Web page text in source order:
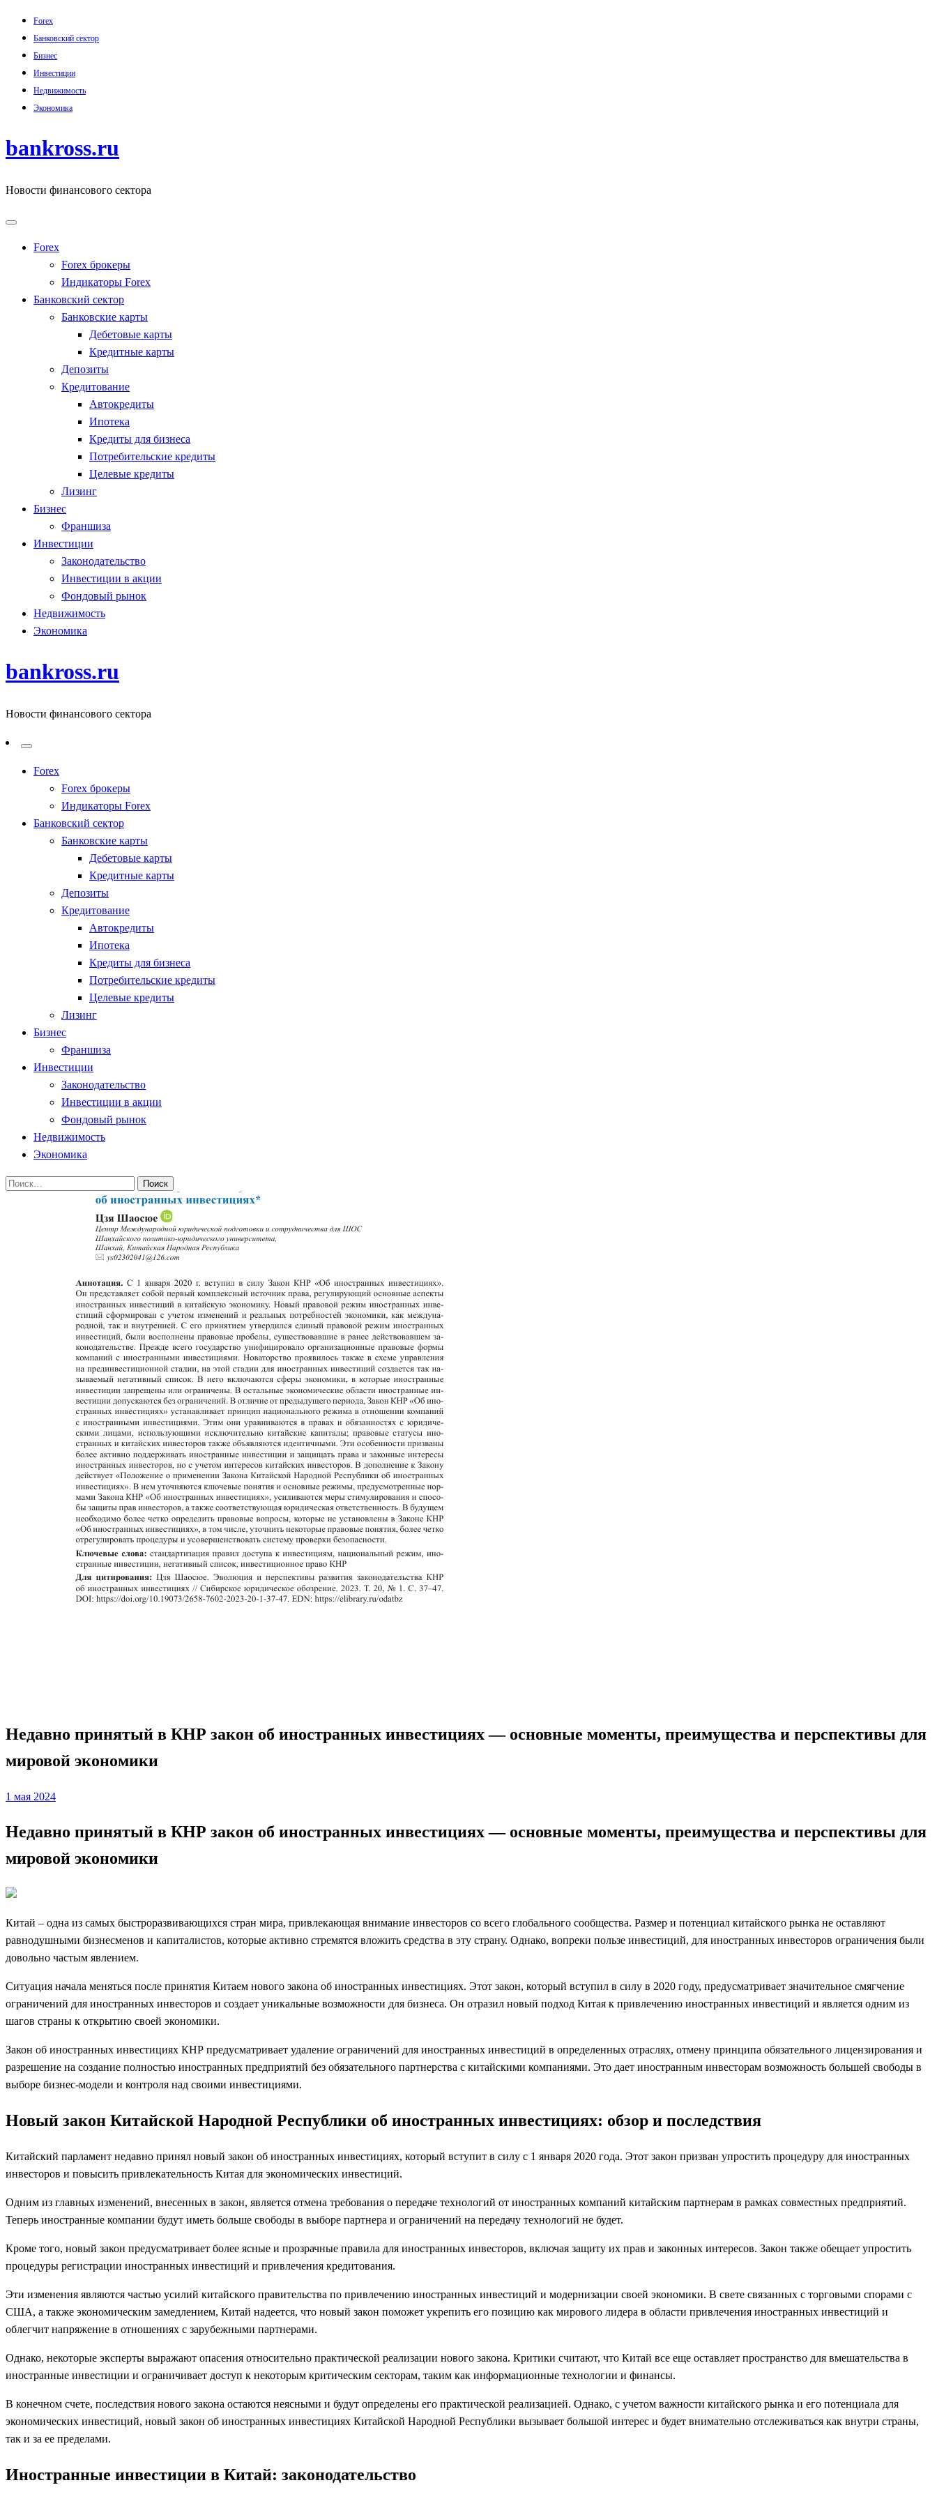
Skip
content
Forex
Банковский сектор
Бизнес
Инвестиции
Недвижимость
Экономика
bankross.ru
Новости финансового сектора
Forex
Forex брокеры
Индикаторы Forex
Банковский сектор
Банковские карты
Дебетовые карты
Кредитные карты
Депозиты
Кредитование
Автокредиты
Ипотека
Кредиты для бизнеса
Потребительские кредиты
Целевые кредиты
Лизинг
Бизнес
Франшиза
Инвестиции
Законодательство
Инвестиции в акции
Фондовый рынок
Недвижимость
Экономика
bankross.ru
Новости финансового сектора
Forex
Forex брокеры
Индикаторы Forex
Банковский сектор
Банковские карты
Дебетовые карты
Кредитные карты
Депозиты
Кредитование
Автокредиты
Ипотека
Кредиты для бизнеса
Потребительские кредиты
Целевые кредиты
Лизинг
Бизнес
Франшиза
Инвестиции
Законодательство
Инвестиции в акции
Фондовый рынок
Недвижимость
Экономика
Найти:
Недавно принятый в КНР закон об иностранных инвестициях — основные моменты, преимущества и перспективы для
мировой экономики
Posted
1 мая 2024
Недавно принятый в КНР закон об иностранных инвестициях — основные моменты, преимущества и перспективы для
мировой экономики
Китай – одна из самых быстроразвивающихся стран мира, привлекающая внимание инвесторов со всего глобального сообщества. Размер и потенциал китайского рынка не оставляют
равнодушными бизнесменов и капиталистов, которые активно стремятся вложить средства в эту страну. Однако, вопреки пользе инвестиций, для иностранных инвесторов ограничения были
довольно частым явлением.
Ситуация начала меняться после принятия Китаем нового закона об иностранных инвестициях. Этот закон, который вступил в силу в 2020 году, предусматривает значительное смягчение
ограничений для иностранных инвесторов и создает уникальные возможности для бизнеса. Он отразил новый подход Китая к привлечению иностранных инвестиций и является одним из
шагов страны к открытию своей экономики.
Закон об иностранных инвестициях КНР предусматривает удаление ограничений для иностранных инвестиций в определенных отраслях, отмену принципа обязательного лицензирования и
разрешение на создание полностью иностранных предприятий без обязательного партнерства с китайскими компаниями. Это дает иностранным инвесторам возможность большей свободы в
выборе бизнес-модели и контроля над своими инвестициями.
Новый закон Китайской Народной Республики об иностранных инвестициях: обзор и последствия
Китайский парламент недавно принял новый закон об иностранных инвестициях, который вступит в силу с 1 января 2020 года. Этот закон призван упростить процедуру для иностранных
инвесторов и повысить привлекательность Китая для экономических инвестиций.
Одним из главных изменений, внесенных в закон, является отмена требования о передаче технологий от иностранных компаний китайским партнерам в рамках совместных предприятий.
Теперь иностранные компании будут иметь больше свободы в выборе партнера и ограничений на передачу технологий не будет.
Кроме того, новый закон предусматривает более ясные и прозрачные правила для иностранных инвесторов, включая защиту их прав и законных интересов. Закон также обещает упростить
процедуры регистрации иностранных инвестиций и привлечения кредитования.
Эти изменения являются частью усилий китайского правительства по привлечению иностранных инвестиций и модернизации своей экономики. В свете связанных с торговыми спорами с
США, а также экономическим замедлением, Китай надеется, что новый закон поможет укрепить его позицию как мирового лидера в области привлечения иностранных инвестиций и
облегчит напряжение в отношениях с зарубежными партнерами.
Однако, некоторые эксперты выражают опасения относительно практической реализации нового закона. Критики считают, что Китай все еще оставляет пространство для вмешательства в
иностранные инвестиции и ограничивает доступ к некоторым критическим секторам, таким как информационные технологии и финансы.
В конечном счете, последствия нового закона остаются неясными и будут определены его практической реализацией. Однако, с учетом важности китайского рынка и его потенциала для
экономических инвестиций, новый закон об иностранных инвестициях Китайской Народной Республики вызывает большой интерес и будет внимательно отслеживаться как внутри страны,
так и за ее пределами.
Иностранные инвестиции в Китай: законодательство